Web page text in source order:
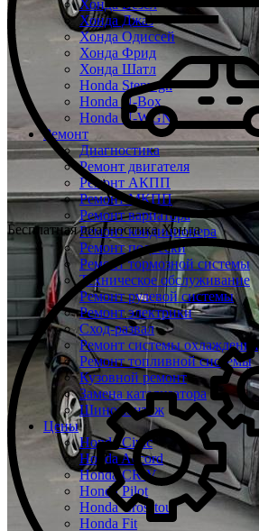
Хонда Везел
Хонда Джаз
Хонда Одиссей
Хонда Фрид
Хонда Шатл
Honda Stepwgn
Honda N-Box
Honda N-WGN
Ремонт
Диагностика
Ремонт двигателя
Ремонт АКПП
Ремонт МКПП
Ремонт вариатора
Ремонт кондиционера
Ремонт подвески
Ремонт тормозной системы
Техническое обслуживание
Ремонт рулевой системы
Ремонт электрики
Сход-развал
Ремонт системы охлаждения
Ремонт топливной системы
Кузовной ремонт
Замена катализатора
Шиномонтаж
Цены
Honda Civic
Honda Accord
Honda CR-V
Honda Pilot
Honda Crosstour
Honda Fit
Бесплатная диагностика Хонда